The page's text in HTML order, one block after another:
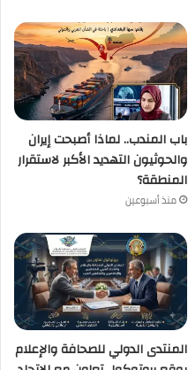
باب المندب.. لماذا أصبحت إيران
والحوثيون التهديد الأكبر لاستقرار
المنطقة؟
منذ أسبوعين
المنتدى الدولي للصحافة والإعلام